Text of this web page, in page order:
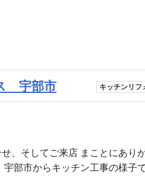
宇部市 キッチンリフ
、そしてご来店 まことにあり
部市からキッチン工事の様子